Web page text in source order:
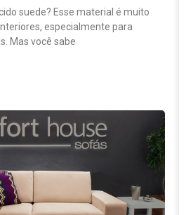
suede? Esse material é muito
especialmente para
Mas você sabe